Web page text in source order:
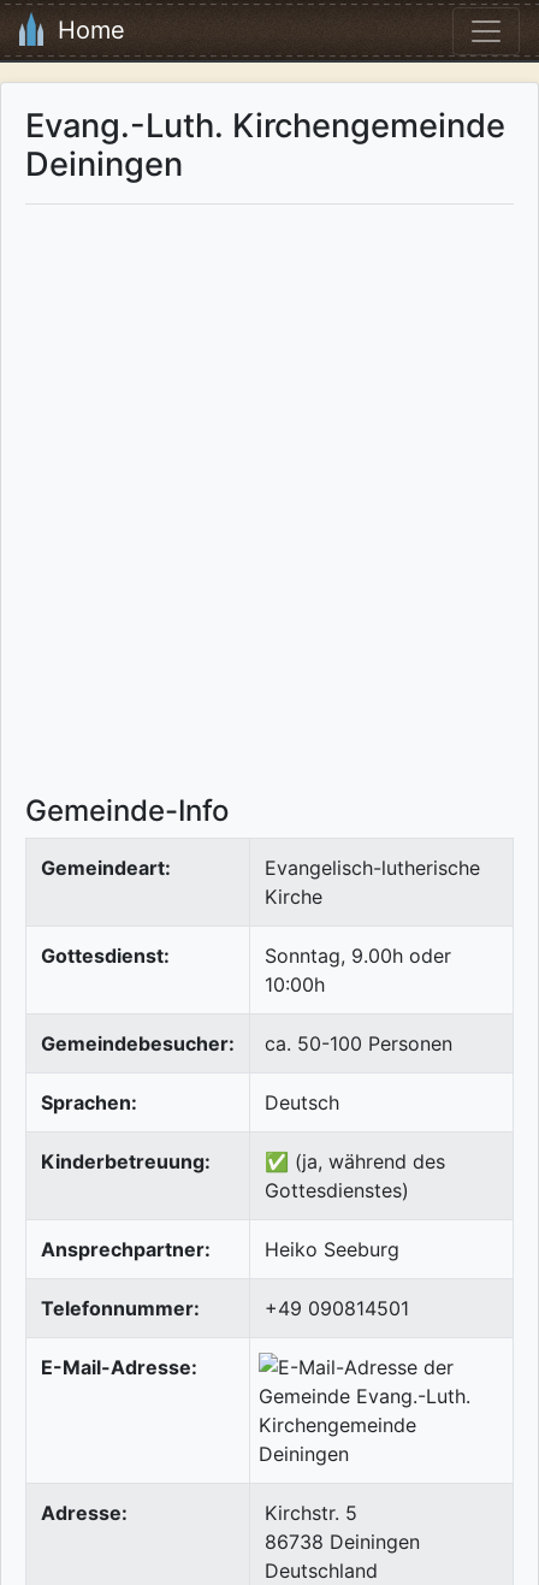
Home
Evang.-Luth. Kirchengemeinde
Deiningen
Gemeinde-Info
Gemeindeart:
Evangelisch-lutherische
Kirche
Gottesdienst:
Sonntag, 9.00h oder
10:00h
Gemeindebesucher: ca. 50-100 Personen
Sprachen: Deutsch
Kinderbetreuung:
✅ (ja, während des
Gottesdienstes)
Ansprechpartner: Heiko Seeburg
Telefonnummer: +49 090814501
E-Mail-Adresse:
Adresse:
Kirchstr. 5
86738 Deiningen
Deutschland